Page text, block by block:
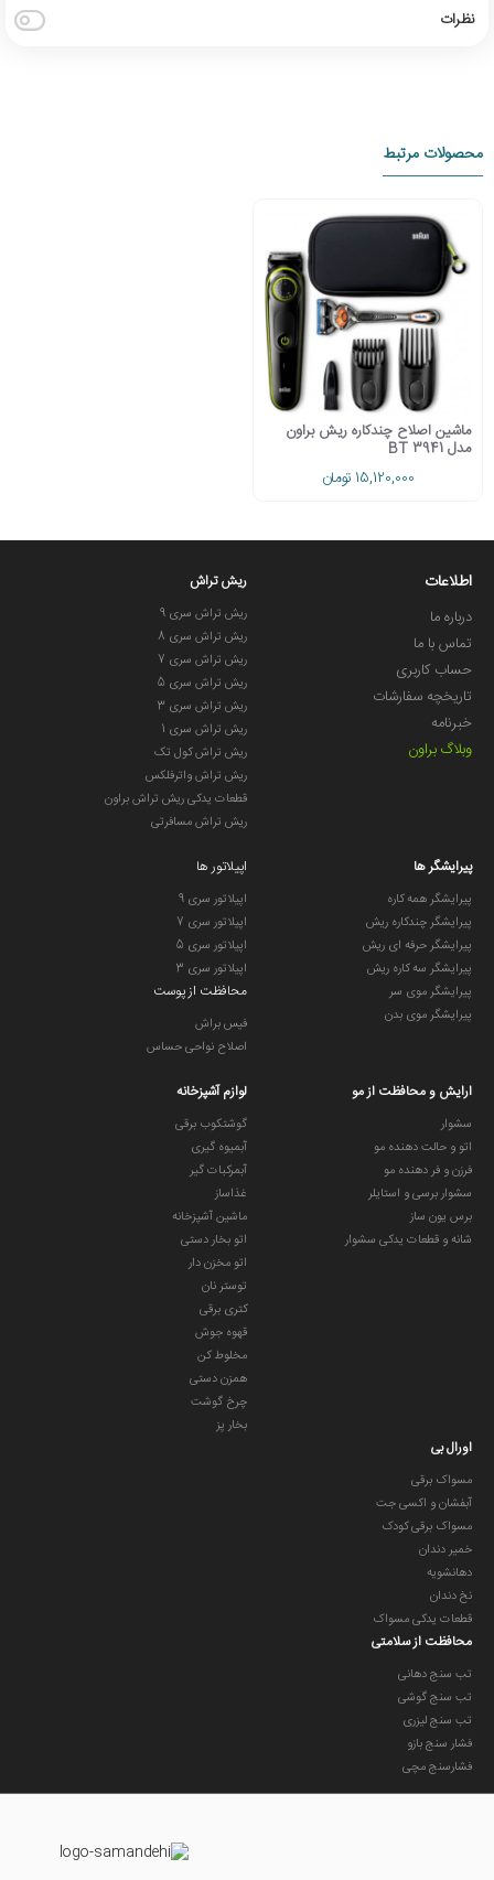
نظرات
محصولات مرتبط
ماشین اصلاح چندکاره ریش براون
مدل BT 3941
15,120,000 تومان
اطلاعات
درباره ما
تماس با ما
حساب کاربری
تاریخچه سفارشات
خبرنامه
وبلاگ براون
ریش تراش
ریش تراش سری 9
ریش تراش سری 8
ریش تراش سری 7
ریش تراش سری 5
ریش تراش سری 3
ریش تراش سری 1
ریش تراش کول تک
ریش تراش واترفلکس
قطعات یدکی ریش تراش براون
ریش تراش مسافرتی
پیرایشگر ها
پیرایشگر همه کاره
پیرایشگر چندکاره ریش
پیرایشگر حرفه ای ریش
پیرایشگر سه کاره ریش
پیرایشگر موی سر
پیرایشگر موی بدن
اپیلاتور ها
اپیلاتور سری 9
اپیلاتور سری 7
اپیلاتور سری 5
اپیلاتور سری 3
محافظت از پوست
فیس براش
اصلاح نواحی حساس
ارایش و محافظت از مو
سشوار
اتو و حالت دهنده مو
فرزن و فر دهنده مو
سشوار برسی و استایلر
برس یون ساز
شانه و قطعات یدکی سشوار
لوازم آشپزخانه
گوشتکوب برقی
آبمیوه گیری
آبمرکبات گیر
غذاساز
ماشین آشپزخانه
اتو بخار دستی
اتو مخزن دار
توستر نان
کتری برقی
قهوه جوش
مخلوط کن
همزن دستی
چرخ گوشت
بخار پز
اورال بی
مسواک برقی
آبفشان و اکسی جت
مسواک برقی کودک
خمیر دندان
دهانشویه
نخ دندان
قطعات یدکی مسواک
محافظت از سلامتی
تب سنج دهانی
تب سنج گوشی
تب سنج لیزری
فشار سنج بازو
فشارسنج مچی